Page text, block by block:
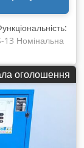
13 Номінальна
бар. Dsdpfx
оголошення